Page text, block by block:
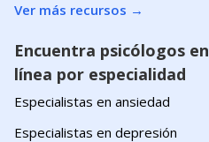
Ver más recursos →
Encuentra psicólogos en
línea por especialidad
Especialistas en ansiedad
Especialistas en depresión